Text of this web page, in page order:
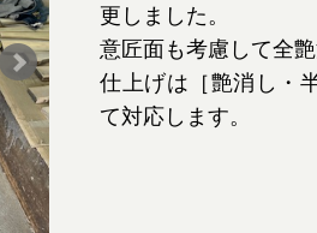
更しました。
意匠面も考慮して全
仕上げは［艶消し・
て対応します。